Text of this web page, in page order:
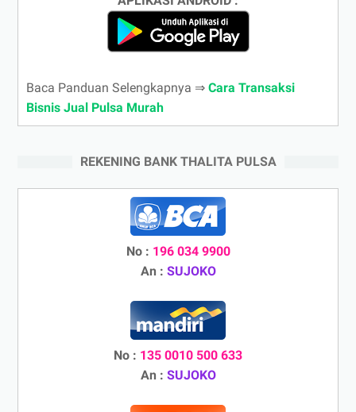
Baca Panduan Selengkapnya ⇒ Cara Transaksi
Bisnis Jual Pulsa Murah
REKENING BANK THALITA PULSA
No : 196 034 9900
An : SUJOKO
No : 135 0010 500 633
An : SUJOKO